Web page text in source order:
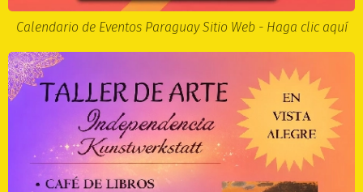
Calendario de Eventos Paraguay Sitio Web - Haga clic aquí